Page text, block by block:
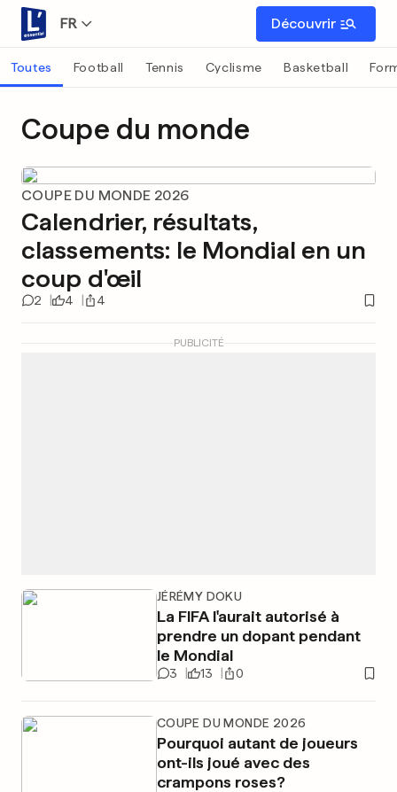
FR Découvrir
Toutes Football Tennis Cyclisme Basketball
Coupe du monde
COUPE DU MONDE 2026
Calendrier, résultats,
classements: le Mondial en un
coup d'œil
2 4 4
JÉRÉMY DOKU
La FIFA l'aurait autorisé à
prendre un dopant pendant
le Mondial
3 13 0
COUPE DU MONDE 2026
Pourquoi autant de joueurs
ont-ils joué avec des
crampons roses?
PUBLICITÉ